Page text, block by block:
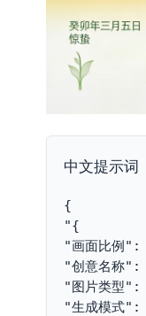
中文提示词
{
"{
"画面比例
"创意名称":
"图片类型":
"生成模式":